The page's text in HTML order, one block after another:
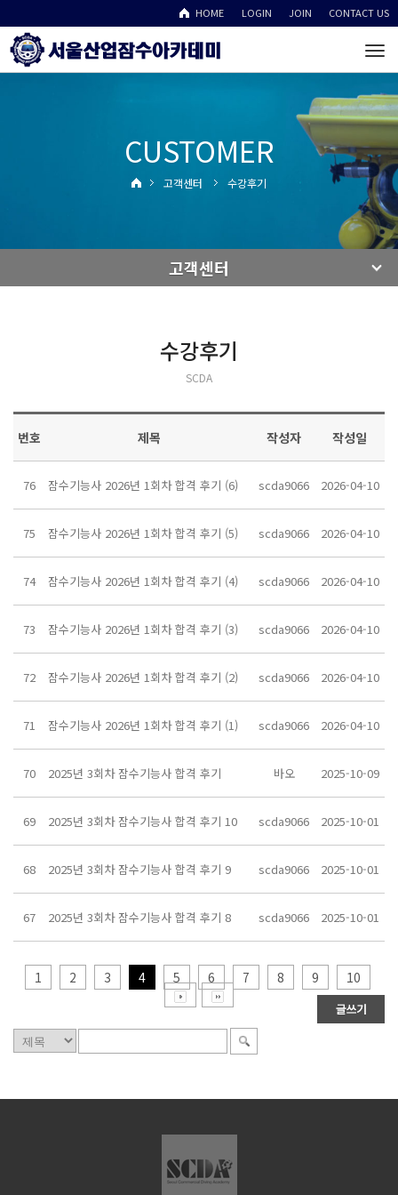
HOME LOGIN JOIN CONTACT US
CUSTOMER
고객센터 수강후기
고객센터
수강후기
SCDA
번호 제목 작성자 작성일
76 잠수기능사 2026년 1회차 합격 후기 (6) scda9066 2026-04-10
75 잠수기능사 2026년 1회차 합격 후기 (5) scda9066 2026-04-10
74 잠수기능사 2026년 1회차 합격 후기 (4) scda9066 2026-04-10
73 잠수기능사 2026년 1회차 합격 후기 (3) scda9066 2026-04-10
72 잠수기능사 2026년 1회차 합격 후기 (2) scda9066 2026-04-10
71 잠수기능사 2026년 1회차 합격 후기 (1) scda9066 2026-04-10
70 2025년 3회차 잠수기능사 합격 후기 바오 2025-10-09
69 2025년 3회차 잠수기능사 합격 후기 10 scda9066 2025-10-01
68 2025년 3회차 잠수기능사 합격 후기 9 scda9066 2025-10-01
67 2025년 3회차 잠수기능사 합격 후기 8 scda9066 2025-10-01
1 2 3 4 5 6 7 8 9 10